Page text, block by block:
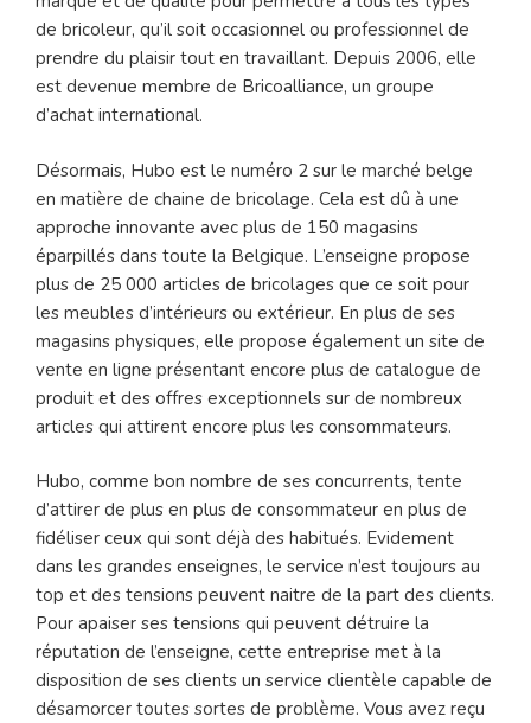
de bricoleur, qu’il soit occasionnel ou professionnel de
prendre du plaisir tout en travaillant. Depuis 2006, elle
est devenue membre de Bricoalliance, un groupe
d’achat international.
Désormais, Hubo est le numéro 2 sur le marché belge
en matière de chaine de bricolage. Cela est dû à une
approche innovante avec plus de 150 magasins
éparpillés dans toute la Belgique. L’enseigne propose
plus de 25 000 articles de bricolages que ce soit pour
les meubles d’intérieurs ou extérieur. En plus de ses
magasins physiques, elle propose également un site de
vente en ligne présentant encore plus de catalogue de
produit et des offres exceptionnels sur de nombreux
articles qui attirent encore plus les consommateurs.
Hubo, comme bon nombre de ses concurrents, tente
d’attirer de plus en plus de consommateur en plus de
fidéliser ceux qui sont déjà des habitués. Evidement
dans les grandes enseignes, le service n’est toujours au
top et des tensions peuvent naitre de la part des clients.
Pour apaiser ses tensions qui peuvent détruire la
réputation de l’enseigne, cette entreprise met à la
disposition de ses clients un service clientèle capable de
désamorcer toutes sortes de problème. Vous avez reçu